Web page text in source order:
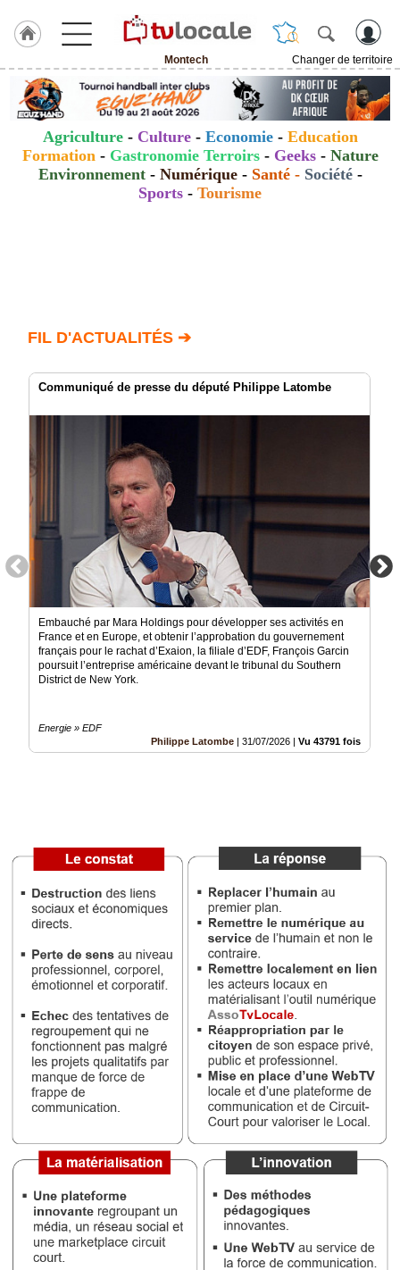
Montech
Changer de territoire
J'adhère
Hulcoq
ACCUEIL
Montech
Agenda
groupe
Blogs
Prémium
Inscription
annuaire
pro
Agriculture- Culture - Economie- Education
Formation - Gastronomie Terroirs- Geeks- Nature
Environnement- Numérique- Santé- Société-
Sports - Tourisme
FIL D'ACTUALITÉS ➔
Communiqué de presse du député Philippe Latombe
Embauché par Mara Holdings pour développer ses activités en
France et en Europe, et obtenir l’approbation du gouvernement
français pour le rachat d’Exaion, la filiale d’EDF, François Garcin
poursuit l’entreprise américaine devant le tribunal du Southern
District de New York.
Energie » EDF
Philippe Latombe
31/07/2026 Vu 43791 fois